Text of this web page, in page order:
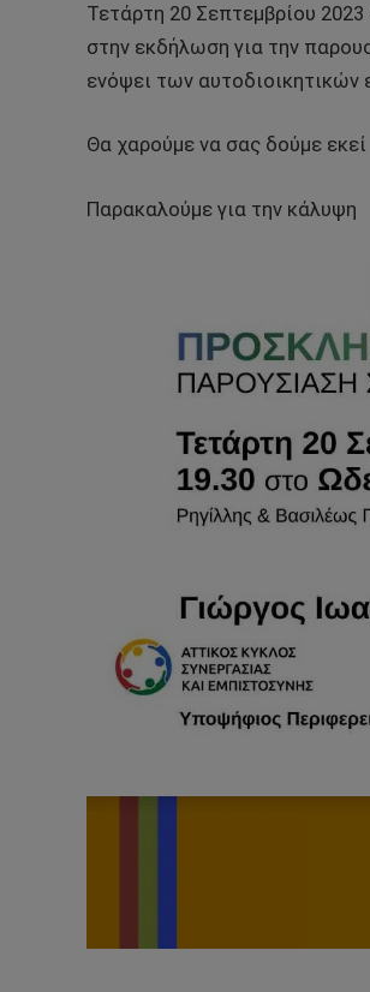
Τετάρτη 20 Σεπτεμβρίου
στην εκδήλωση για την
ενόψει των αυτοδιοικητικών
Θα χαρούμε να σας δούμε εκεί
Παρακαλούμε για την κάλυψη